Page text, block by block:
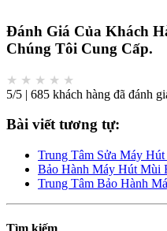
Đánh Giá Của Khách
Chúng Tôi Cung Cấp.
★ ★ ★ ★ ★
5/5 | 685 khách hàng đã đánh
Bài viết tương tự:
Trung Tâm Sửa Máy
Bảo Hành Máy Hút Mùi
Trung Tâm Bảo Hành